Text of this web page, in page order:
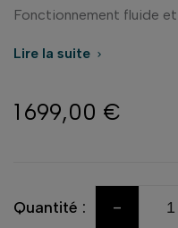
Fonctionnement fluide
Lire la suite 
1 699,00 €
Quantité : -